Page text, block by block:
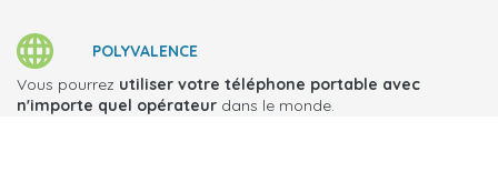
POLYVALENCE
Vous pourrez utiliser votre téléphone portable avec
n'importe quel opérateur dans le monde.